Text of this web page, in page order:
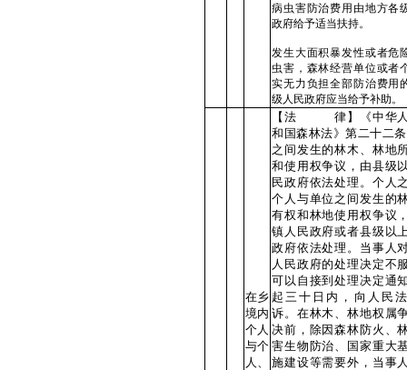
病虫害防治费用由地方各
政府给予适当扶持。
发生大面积暴发性或者危
虫害，森林经营单位或者
实无力负担全部防治费用
级人民政府应当给予补助。
在乡
境内
个人
与个
人、
【法 律】《中华人
和国森林法》第二十二
之间发生的林木、林地
和使用权争议，由县级
民政府依法处理。个人
个人与单位之间发生的
有权和林地使用权争议
镇人民政府或者县级以
政府依法处理。当事人
人民政府的处理决定不
可以自接到处理决定通
起三十日内，向人民
诉。在林木、林地权属
决前，除因森林防火、
害生物防治、国家重大
施建设等需要外，当事